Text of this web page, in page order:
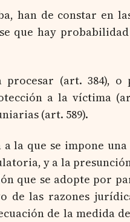
han de constar en
que hay
procesar (art. 384),
a la víctima
(art. 589).
la que se impone
y a la
que se adopte por
de las razones
de la medida